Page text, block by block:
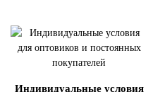
Индивидуальные условия